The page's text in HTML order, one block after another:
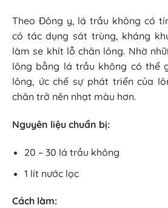
Theo Đông y, lá trầu không có
có tác dụng sát trùng, kháng
làm se khít lỗ chân lông. Nhờ
lông bằng lá trầu không có thể
lông, ức chế sự phát triển của
chân trở nên nhạt màu hơn.
Nguyên liệu chuẩn bị:
20 – 30 lá trầu không
1 lít nước lọc
Cách làm: